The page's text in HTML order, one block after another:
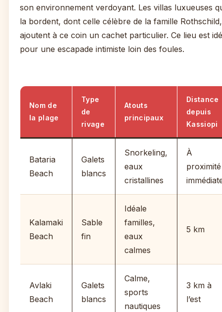
son environnement verdoyant. Les villas luxueuses
la bordent, dont celle célèbre de la famille Rothschild,
ajoutent à ce coin un cachet particulier. Ce lieu est
pour une escapade intimiste loin des foules.
Nom de
la plage
Type
de
rivage
Atouts
principaux
Distance
depuis
Kassiopi
Bataria
Beach
Galets
blancs
Snorkeling,
eaux
cristallines
À
proximité
Kalamaki
Beach
Sable
fin
Idéale
familles,
eaux
calmes
5 km
Avlaki
Beach
Galets
blancs
Calme,
sports
nautiques
3 km à
l’est